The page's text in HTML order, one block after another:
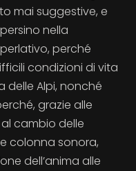
mai suggestive, e
nella
perché
condizioni di vita
delle Alpi, nonché
grazie alle
cambio delle
colonna sonora,
dell’anima alle